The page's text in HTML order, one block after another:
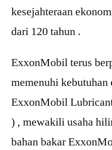
kesejahteraan
dari 120 tahun .
ExxonMobil terus
memenuhi
ExxonMobil
) , mewakili usaha
bahan bakar